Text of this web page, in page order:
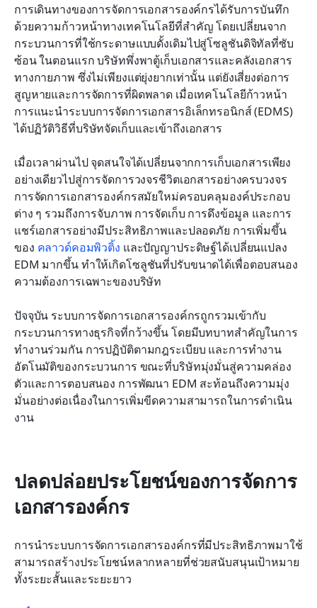
การเดินทางของการจัดการเอกสารองค์กรได้รับการบันทึก
ด้วยความก้าวหน้าทางเทคโนโลยีที่สำคัญ โดยเปลี่ยนจาก
กระบวนการที่ใช้กระดาษแบบดั้งเดิมไปสู่โซลูชันดิจิทัลที่ซับ
ซ้อน ในตอนแรก บริษัทพึ่งพาตู้เก็บเอกสารและคลังเอกสาร
ทางกายภาพ ซึ่งไม่เพียงแต่ยุ่งยากเท่านั้น แต่ยังเสี่ยงต่อการ
สูญหายและการจัดการที่ผิดพลาด เมื่อเทคโนโลยีก้าวหน้า
การแนะนำระบบการจัดการเอกสารอิเล็กทรอนิกส์ (EDMS)
ได้ปฏิวัติวิธีที่บริษัทจัดเก็บและเข้าถึงเอกสาร
เมื่อเวลาผ่านไป จุดสนใจได้เปลี่ยนจากการเก็บเอกสารเพียง
อย่างเดียวไปสู่การจัดการวงจรชีวิตเอกสารอย่างครบวงจร
การจัดการเอกสารองค์กรสมัยใหม่ครอบคลุมองค์ประกอบ
ต่าง ๆ รวมถึงการจับภาพ การจัดเก็บ การดึงข้อมูล และการ
แชร์เอกสารอย่างมีประสิทธิภาพและปลอดภัย การเพิ่มขึ้น
ของ คลาวด์คอมพิวติ้ง และปัญญาประดิษฐ์ได้เปลี่ยนแปลง
EDM มากขึ้น ทำให้เกิดโซลูชันที่ปรับขนาดได้เพื่อตอบสนอง
ความต้องการเฉพาะของบริษัท
ปัจจุบัน ระบบการจัดการเอกสารองค์กรถูกรวมเข้ากับ
กระบวนการทางธุรกิจที่กว้างขึ้น โดยมีบทบาทสำคัญในการ
ทำงานร่วมกัน การปฏิบัติตามกฎระเบียบ และการทำงาน
อัตโนมัติของกระบวนการ ขณะที่บริษัทมุ่งมั่นสู่ความคล่อง
ตัวและการตอบสนอง การพัฒนา EDM สะท้อนถึงความมุ่ง
มั่นอย่างต่อเนื่องในการเพิ่มขีดความสามารถในการดำเนิน
งาน
ปลดปล่อยประโยชน์ของการจัดการ
เอกสารองค์กร
การนำระบบการจัดการเอกสารองค์กรที่มีประสิทธิภาพมาใช้
สามารถสร้างประโยชน์หลากหลายที่ช่วยสนับสนุนเป้าหมาย
ทั้งระยะสั้นและระยะยาว